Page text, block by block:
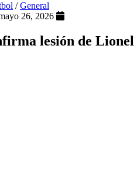
/General
26, 2026
lesión de